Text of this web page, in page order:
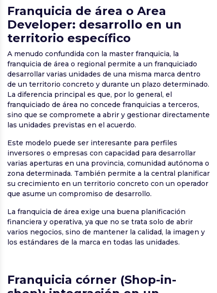
Franquicia de área o Area
Developer: desarrollo en un
territorio específico
A menudo confundida con la master franquicia, la
franquicia de área o regional permite a un franquiciado
desarrollar varias unidades de una misma marca dentro
de un territorio concreto y durante un plazo determinado.
La diferencia principal es que, por lo general, el
franquiciado de área no concede franquicias a terceros,
sino que se compromete a abrir y gestionar directamente
las unidades previstas en el acuerdo.
Este modelo puede ser interesante para perfiles
inversores o empresas con capacidad para desarrollar
varias aperturas en una provincia, comunidad autónoma o
zona determinada. También permite a la central planificar
su crecimiento en un territorio concreto con un operador
que asume un compromiso de desarrollo.
La franquicia de área exige una buena planificación
financiera y operativa, ya que no se trata solo de abrir
varios negocios, sino de mantener la calidad, la imagen y
los estándares de la marca en todas las unidades.
Franquicia córner (Shop-in-